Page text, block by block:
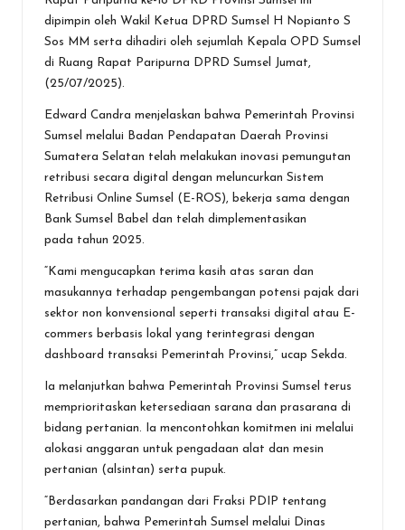
k
p
dipimpin oleh Wakil Ketua DPRD Sumsel H Nopianto S
Sos MM serta dihadiri oleh sejumlah Kepala OPD Sumsel
di Ruang Rapat Paripurna DPRD Sumsel Jumat,
(25/07/2025).
Edward Candra menjelaskan bahwa Pemerintah Provinsi
Sumsel melalui Badan Pendapatan Daerah Provinsi
Sumatera Selatan telah melakukan inovasi pemungutan
retribusi secara digital dengan meluncurkan Sistem
Retribusi Online Sumsel (E-ROS), bekerja sama dengan
Bank Sumsel Babel dan telah dimplementasikan
pada tahun 2025.
“Kami mengucapkan terima kasih atas saran dan
masukannya terhadap pengembangan potensi pajak dari
sektor non konvensional seperti transaksi digital atau E-
commers berbasis lokal yang terintegrasi dengan
dashboard transaksi Pemerintah Provinsi,” ucap Sekda.
Ia melanjutkan bahwa Pemerintah Provinsi Sumsel terus
memprioritaskan ketersediaan sarana dan prasarana di
bidang pertanian. Ia mencontohkan komitmen ini melalui
alokasi anggaran untuk pengadaan alat dan mesin
pertanian (alsintan) serta pupuk.
“Berdasarkan pandangan dari Fraksi PDIP tentang
pertanian, bahwa Pemerintah Sumsel melalui Dinas